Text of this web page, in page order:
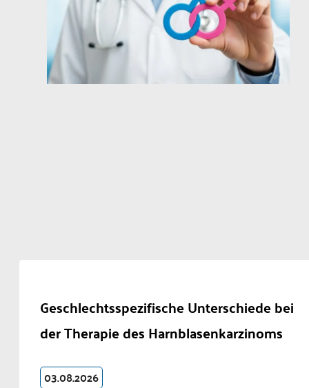
Geschlechtsspezifische Unterschiede bei
der Therapie des Harnblasenkarzinoms
03.08.2026